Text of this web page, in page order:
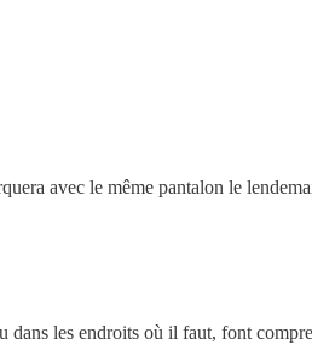
avec le même pantalon le
les endroits où il faut, font